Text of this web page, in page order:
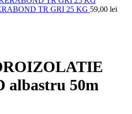
TR GRI 25 KG 59,00 lei
albastru 50m